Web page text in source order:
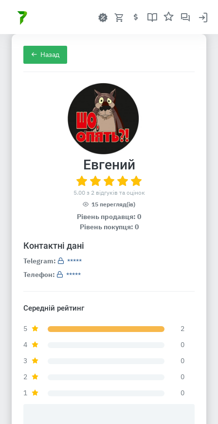
Назад
Евгений
5.00 з 2 відгуків та оцінок
15 перегляд(ів)
Рівень продавця: 0
Рівень покупця: 0
Контактні дані
Telegram:
*****
Телефон:
*****
Середній рейтинг
5
2
4
0
3
0
2
0
1
0